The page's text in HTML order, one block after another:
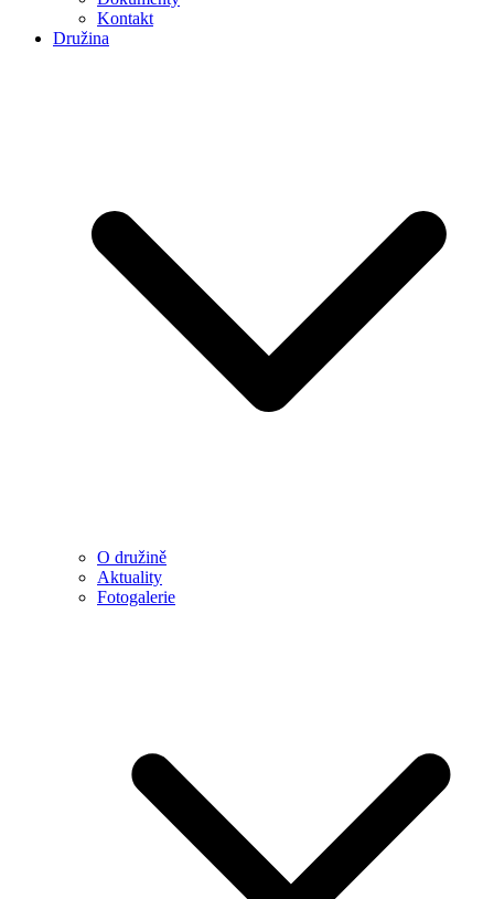
Kontakt
Družina
O družině
Aktuality
Fotogalerie